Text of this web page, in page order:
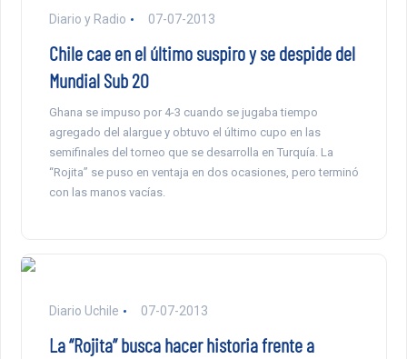
Diario y Radio 07-07-2013
Chile cae en el último suspiro y se despide del
Mundial Sub 20
Ghana se impuso por 4-3 cuando se jugaba tiempo
agregado del alargue y obtuvo el último cupo en las
semifinales del torneo que se desarrolla en Turquía. La
“Rojita” se puso en ventaja en dos ocasiones, pero terminó
con las manos vacías.
Diario Uchile 07-07-2013
La “Rojita” busca hacer historia frente a